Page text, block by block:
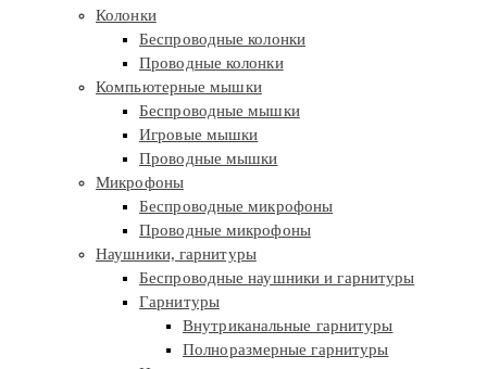
Колонки
Беспроводные колонки
Проводные колонки
Компьютерные мышки
Беспроводные мышки
Игровые мышки
Проводные мышки
Микрофоны
Беспроводные микрофоны
Проводные микрофоны
Наушники, гарнитуры
Беспроводные наушники и гарнитуры
Гарнитуры
Внутриканальные гарнитуры
Полноразмерные гарнитуры